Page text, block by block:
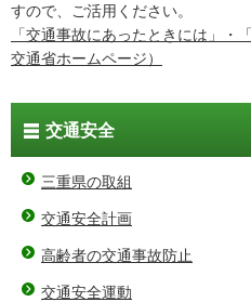
すので、ご活用ください。
「交通事故にあったときには」・
交通省ホームページ）
交通安全
三重県の取組
交通安全計画
高齢者の交通事故防止
交通安全運動